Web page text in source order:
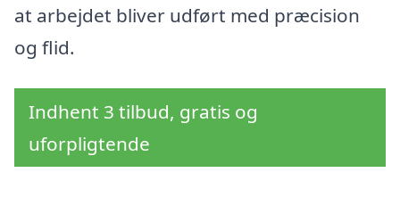
at arbejdet bliver udført med præcision
og flid.
Indhent 3 tilbud, gratis og
uforpligtende